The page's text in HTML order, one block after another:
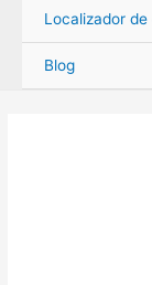
Localizador de
Blog